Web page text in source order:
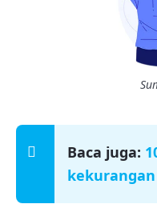
Baca juga:
kekurangan